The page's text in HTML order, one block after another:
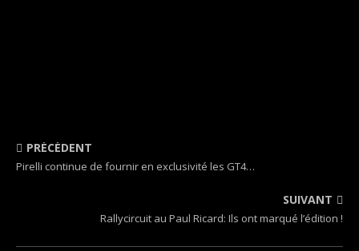
PRÉCÉDENT
Pirelli continue de fournir en exclusivité les GT4…
SUIVANT
Rallycircuit au Paul Ricard: Ils ont marqué l’édition !